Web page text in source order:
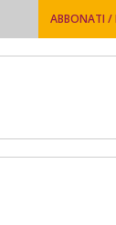
ABBONATI /